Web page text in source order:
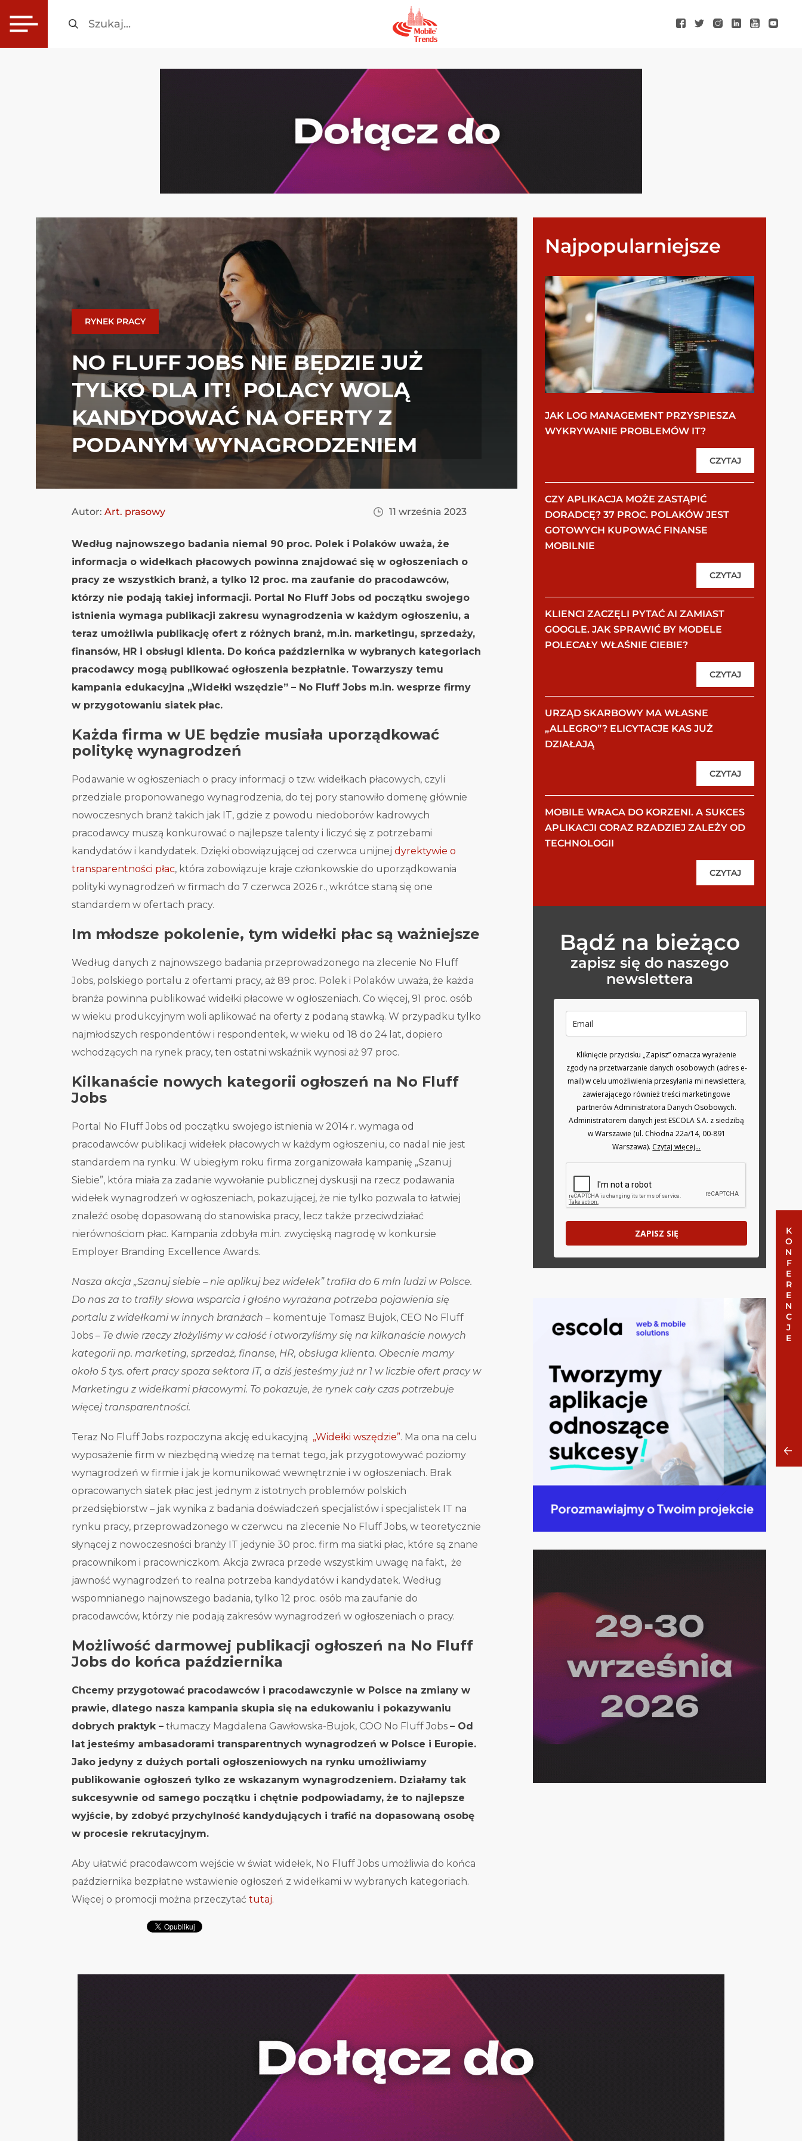
Szukaj
KONFERENCJE
RYNEK PRACY
NO FLUFF JOBS NIE BĘDZIE JUŻ
TYLKO DLA IT! POLACY WOLĄ
KANDYDOWAĆ NA OFERTY Z
PODANYM WYNAGRODZENIEM
Autor: Art. prasowy 11 września 2023
Według najnowszego badania niemal 90 proc. Polek i Polaków uważa, że
informacja o widełkach płacowych powinna znajdować się w ogłoszeniach o
pracy ze wszystkich branż, a tylko 12 proc. ma zaufanie do pracodawców,
którzy nie podają takiej informacji. Portal No Fluff Jobs od początku swojego
istnienia wymaga publikacji zakresu wynagrodzenia w każdym ogłoszeniu, a
teraz umożliwia publikację ofert z różnych branż, m.in. marketingu, sprzedaży,
finansów, HR i obsługi klienta. Do końca października w wybranych kategoriach
pracodawcy mogą publikować ogłoszenia bezpłatnie. Towarzyszy temu
kampania edukacyjna „Widełki wszędzie” – No Fluff Jobs m.in. wesprze firmy
w przygotowaniu siatek płac.
Każda firma w UE będzie musiała uporządkować
politykę wynagrodzeń
Podawanie w ogłoszeniach o pracy informacji o tzw. widełkach płacowych, czyli
przedziale proponowanego wynagrodzenia, do tej pory stanowiło domenę głównie
nowoczesnych branż takich jak IT, gdzie z powodu niedoborów kadrowych
pracodawcy muszą konkurować o najlepsze talenty i liczyć się z potrzebami
kandydatów i kandydatek. Dzięki obowiązującej od czerwca unijnej dyrektywie o
transparentności płac, która zobowiązuje kraje członkowskie do uporządkowania
polityki wynagrodzeń w firmach do 7 czerwca 2026 r., wkrótce staną się one
standardem w ofertach pracy.
Im młodsze pokolenie, tym widełki płac są ważniejsze
Według danych z najnowszego badania przeprowadzonego na zlecenie No Fluff
Jobs, polskiego portalu z ofertami pracy, aż 89 proc. Polek i Polaków uważa, że każda
branża powinna publikować widełki płacowe w ogłoszeniach. Co więcej, 91 proc. osób
w wieku produkcyjnym woli aplikować na oferty z podaną stawką. W przypadku tylko
najmłodszych respondentów i respondentek, w wieku od 18 do 24 lat, dopiero
wchodzących na rynek pracy, ten ostatni wskaźnik wynosi aż 97 proc.
Kilkanaście nowych kategorii ogłoszeń na No Fluff
Jobs
Portal No Fluff Jobs od początku swojego istnienia w 2014 r. wymaga od
pracodawców publikacji widełek płacowych w każdym ogłoszeniu, co nadal nie jest
standardem na rynku. W ubiegłym roku firma zorganizowała kampanię „Szanuj
Siebie”, która miała za zadanie wywołanie publicznej dyskusji na rzecz podawania
widełek wynagrodzeń w ogłoszeniach, pokazującej, że nie tylko pozwala to łatwiej
znaleźć osobę dopasowaną do stanowiska pracy, lecz także przeciwdziałać
nierównościom płac. Kampania zdobyła m.in. zwycięską nagrodę w konkursie
Employer Branding Excellence Awards.
Nasza akcja „Szanuj siebie – nie aplikuj bez widełek” trafiła do 6 mln ludzi w Polsce.
Do nas za to trafiły słowa wsparcia i głośno wyrażana potrzeba pojawienia się
portalu z widełkami w innych branżach – komentuje Tomasz Bujok, CEO No Fluff
Jobs – Te dwie rzeczy złożyliśmy w całość i otworzyliśmy się na kilkanaście nowych
kategorii np. marketing, sprzedaż, finanse, HR, obsługa klienta. Obecnie mamy
około 5 tys. ofert pracy spoza sektora IT, a dziś jesteśmy już nr 1 w liczbie ofert pracy w
Marketingu z widełkami płacowymi. To pokazuje, że rynek cały czas potrzebuje
więcej transparentności.
Teraz No Fluff Jobs rozpoczyna akcję edukacyjną „Widełki wszędzie”. Ma ona na celu
wyposażenie firm w niezbędną wiedzę na temat tego, jak przygotowywać poziomy
wynagrodzeń w firmie i jak je komunikować wewnętrznie i w ogłoszeniach. Brak
opracowanych siatek płac jest jednym z istotnych problemów polskich
przedsiębiorstw – jak wynika z badania doświadczeń specjalistów i specjalistek IT na
rynku pracy, przeprowadzonego w czerwcu na zlecenie No Fluff Jobs, w teoretycznie
słynącej z nowoczesności branży IT jedynie 30 proc. firm ma siatki płac, które są znane
pracownikom i pracowniczkom. Akcja zwraca przede wszystkim uwagę na fakt, że
jawność wynagrodzeń to realna potrzeba kandydatów i kandydatek. Według
wspomnianego najnowszego badania, tylko 12 proc. osób ma zaufanie do
pracodawców, którzy nie podają zakresów wynagrodzeń w ogłoszeniach o pracy.
Możliwość darmowej publikacji ogłoszeń na No Fluff
Jobs do końca października
Chcemy przygotować pracodawców i pracodawczynie w Polsce na zmiany w
prawie, dlatego nasza kampania skupia się na edukowaniu i pokazywaniu
dobrych praktyk – tłumaczy Magdalena Gawłowska-Bujok, COO No Fluff Jobs – Od
lat jesteśmy ambasadorami transparentnych wynagrodzeń w Polsce i Europie.
Jako jedyny z dużych portali ogłoszeniowych na rynku umożliwiamy
publikowanie ogłoszeń tylko ze wskazanym wynagrodzeniem. Działamy tak
sukcesywnie od samego początku i chętnie podpowiadamy, że to najlepsze
wyjście, by zdobyć przychylność kandydujących i trafić na dopasowaną osobę
w procesie rekrutacyjnym.
Aby ułatwić pracodawcom wejście w świat widełek, No Fluff Jobs umożliwia do końca
października bezpłatne wstawienie ogłoszeń z widełkami w wybranych kategoriach.
Więcej o promocji można przeczytać tutaj.
Najpopularniejsze
JAK LOG MANAGEMENT PRZYSPIESZA
WYKRYWANIE PROBLEMÓW IT?
CZYTAJ
CZY APLIKACJA MOŻE ZASTĄPIĆ
DORADCĘ? 37 PROC. POLAKÓW JEST
GOTOWYCH KUPOWAĆ FINANSE
MOBILNIE
CZYTAJ
KLIENCI ZACZĘLI PYTAĆ AI ZAMIAST
GOOGLE. JAK SPRAWIĆ BY MODELE
POLECAŁY WŁAŚNIE CIEBIE?
CZYTAJ
URZĄD SKARBOWY MA WŁASNE
„ALLEGRO”? ELICYTACJE KAS JUŻ
DZIAŁAJĄ
CZYTAJ
MOBILE WRACA DO KORZENI. A SUKCES
APLIKACJI CORAZ RZADZIEJ ZALEŻY OD
TECHNOLOGII
CZYTAJ
Bądź na bieżąco
zapisz się do naszego
newslettera
Kliknięcie przycisku „Zapisz” oznacza wyrażenie
zgody na przetwarzanie danych osobowych (adres e-
mail) w celu umożliwienia przesyłania mi newslettera,
zawierającego również treści marketingowe
partnerów Administratora Danych Osobowych.
Administratorem danych jest ESCOLA S.A. z siedzibą
w Warszawie (ul. Chłodna 22a/14, 00-891
Warszawa). Czytaj więcej...
ZAPISZ SIĘ